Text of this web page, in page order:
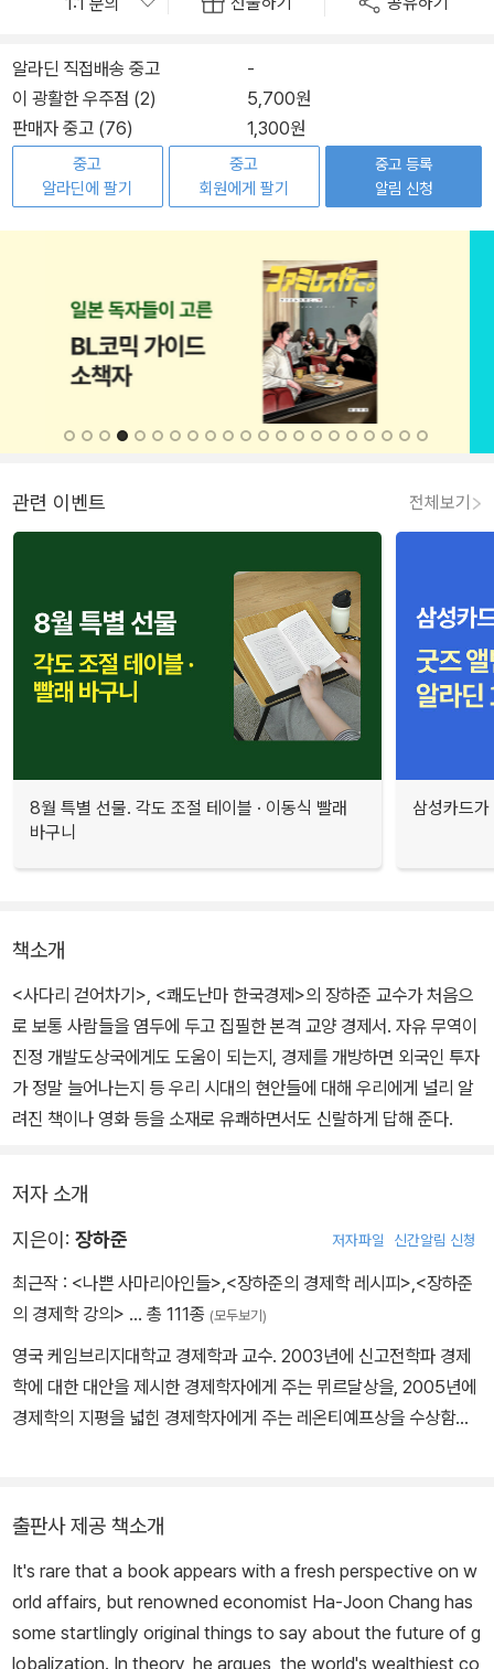
알라딘 직접배송 중고
-
이 광활한 우주점 (2)
5,700원
판매자 중고 (76)
1,300원
중고
알라딘에 팔기
중고
회원에게 팔기
중고 등록
알림 신청
관련 이벤트 전체보기
8월 특별 선물. 각도 조절 테이블 · 이동식 빨래
바구니
삼성카드
책소개
<사다리 걷어차기>, <쾌도난마 한국경제>의 장하준 교수가 처음으
로 보통 사람들을 염두에 두고 집필한 본격 교양 경제서. 자유 무역이
진정 개발도상국에게도 도움이 되는지, 경제를 개방하면 외국인 투자
가 정말 늘어나는지 등 우리 시대의 현안들에 대해 우리에게 널리 알
려진 책이나 영화 등을 소재로 유쾌하면서도 신랄하게 답해 준다.
저자 소개
지은이: 장하준 저자파일 신간알림 신청
최근작 : <나쁜 사마리아인들>,<장하준의 경제학 레시피>,<장하준
의 경제학 강의> … 총 111종 (모두보기)
영국 케임브리지대학교 경제학과 교수. 2003년에 신고전학파 경제
학에 대한 대안을 제시한 경제학자에게 주는 뮈르달상을, 2005년에
경제학의 지평을 넓힌 경제학자에게 주는 레온티예프상을 수상함으
다. 주요 저서로는 《사다리 걷어차기》 《개혁의 덫》 《쾌도난마 한국
경제》 《그들이 말하지 않는 23가지》 《나쁜 사마리아인들》 《장하준
의 경제학 강의》 《국가의 역할》 등이 있다.
출판사 제공 책소개
It's rare that a book appears with a fresh perspective on w
orld affairs, but renowned economist Ha-Joon Chang has
some startlingly original things to say about the future of g
lobalization. In theory, he argues, the world's wealthiest co